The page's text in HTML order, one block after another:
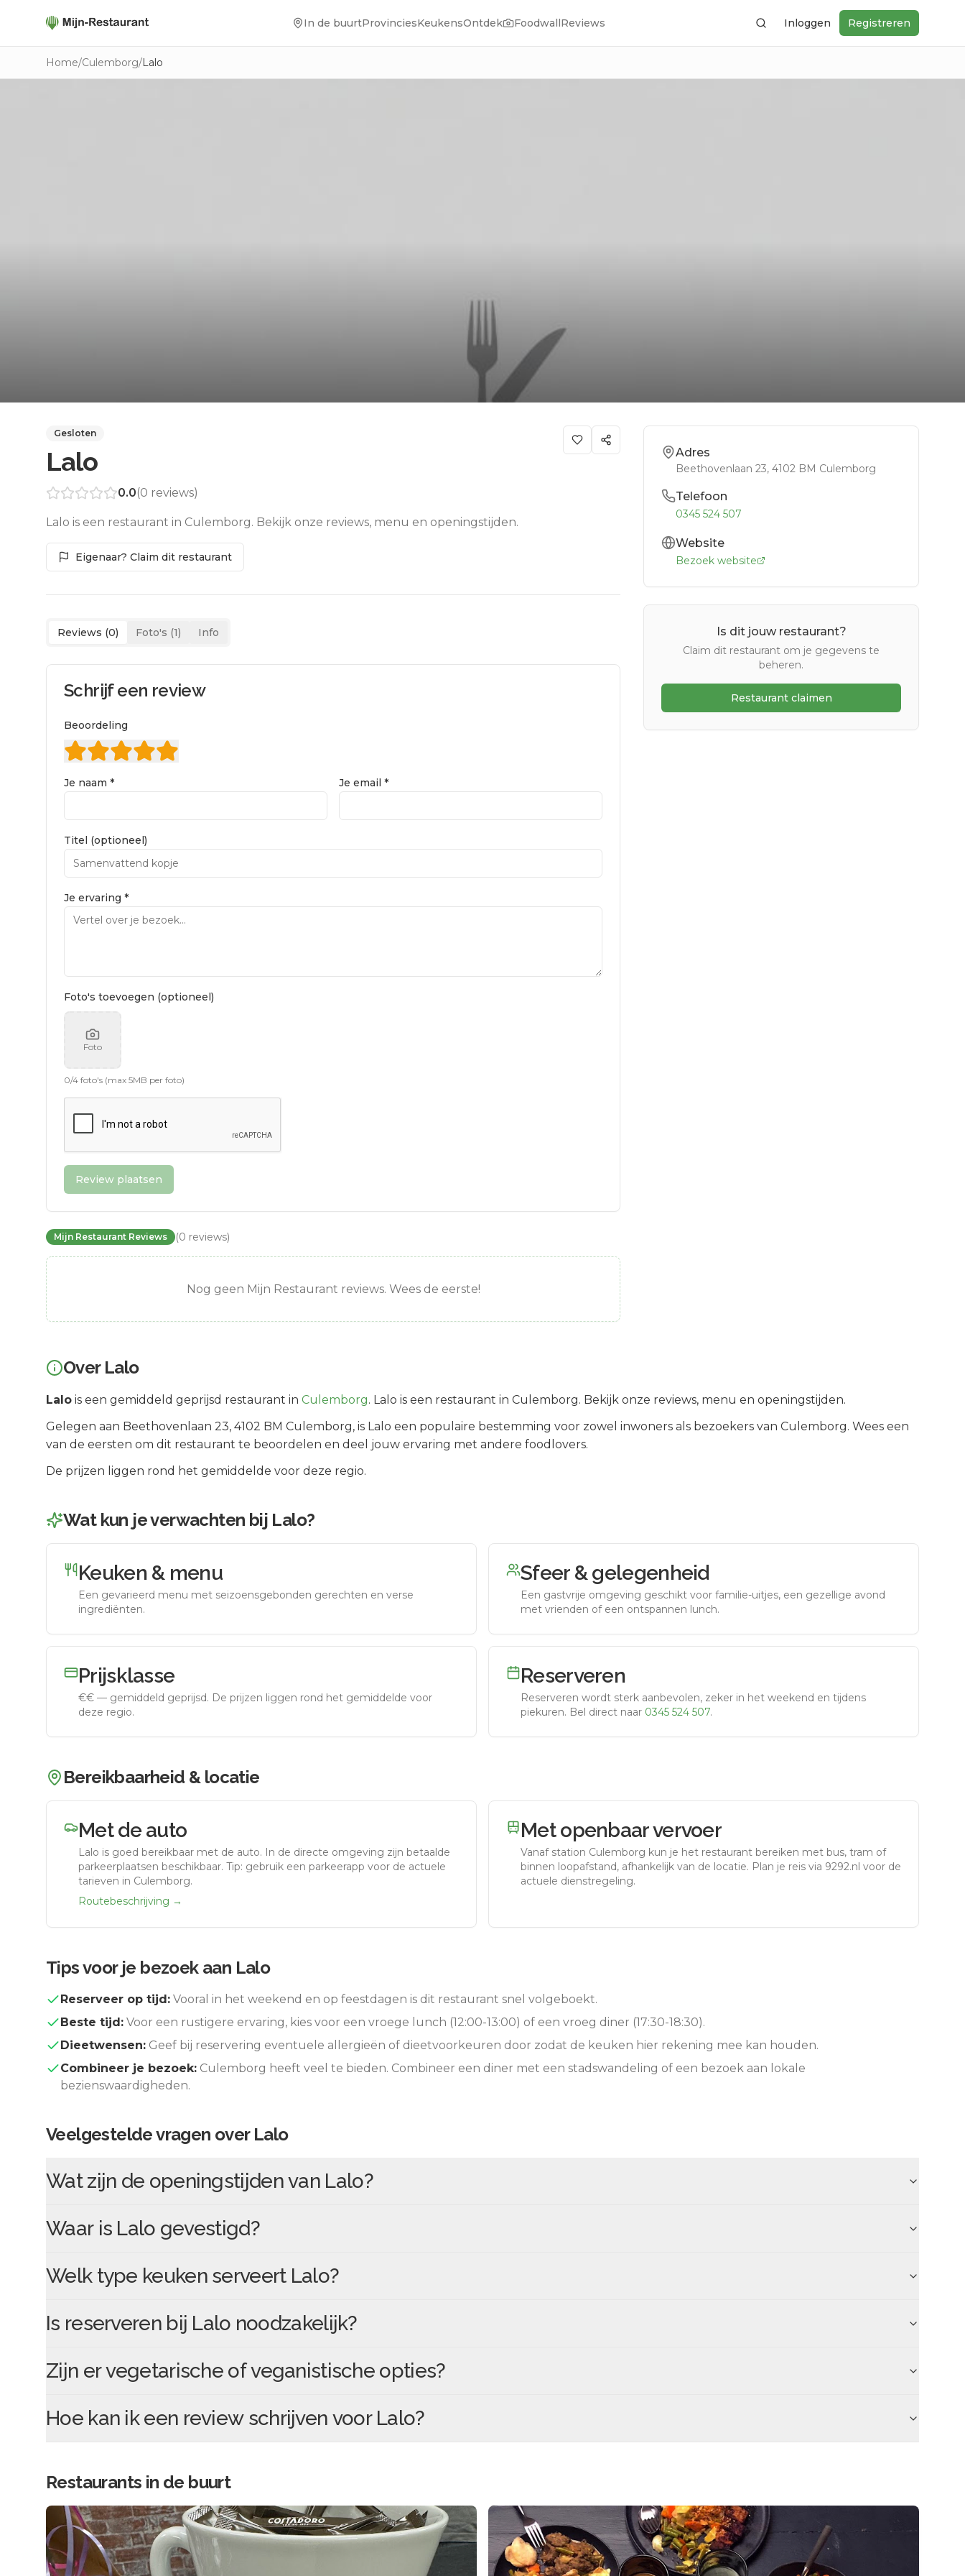
In de buurtProvinciesKeukensOntdek FoodwallReviews ZoekenInloggen Registreren
Home/Culemborg/Lalo
Gesloten
Lalo
0.0(0 reviews)
Lalo is een restaurant in Culemborg. Bekijk onze reviews, menu en openingstijden.
Eigenaar? Claim dit restaurant
Reviews (0) Foto's (1) Info
Schrijf een review
Beoordeling
Je naam * Je email *
Titel (optioneel)
Je ervaring *
Foto's toevoegen (optioneel)
Foto
0/4 foto's (max 5MB per foto)
Review plaatsen
Mijn Restaurant Reviews (0 reviews)
Nog geen Mijn Restaurant reviews. Wees de eerste!
Adres
Beethovenlaan 23, 4102 BM Culemborg
Telefoon
0345 524 507
Website
Bezoek website
Is dit jouw restaurant?
Claim dit restaurant om je gegevens te
beheren.
Restaurant claimen
Over Lalo
Lalo is een gemiddeld geprijsd restaurant in Culemborg. Lalo is een restaurant in Culemborg. Bekijk onze reviews, menu en openingstijden.
Gelegen aan Beethovenlaan 23, 4102 BM Culemborg, is Lalo een populaire bestemming voor zowel inwoners als bezoekers van Culemborg. Wees een
van de eersten om dit restaurant te beoordelen en deel jouw ervaring met andere foodlovers.
De prijzen liggen rond het gemiddelde voor deze regio.
Wat kun je verwachten bij Lalo?
Keuken & menu
Een gevarieerd menu met seizoensgebonden gerechten en verse
ingrediënten.
Sfeer & gelegenheid
Een gastvrije omgeving geschikt voor familie-uitjes, een gezellige avond
met vrienden of een ontspannen lunch.
Prijsklasse
€€ — gemiddeld geprijsd. De prijzen liggen rond het gemiddelde voor
deze regio.
Reserveren
Reserveren wordt sterk aanbevolen, zeker in het weekend en tijdens
piekuren. Bel direct naar 0345 524 507.
Bereikbaarheid & locatie
Met de auto
Lalo is goed bereikbaar met de auto. In de directe omgeving zijn betaalde
parkeerplaatsen beschikbaar. Tip: gebruik een parkeerapp voor de actuele
tarieven in Culemborg.
Routebeschrijving →
Met openbaar vervoer
Vanaf station Culemborg kun je het restaurant bereiken met bus, tram of
binnen loopafstand, afhankelijk van de locatie. Plan je reis via 9292.nl voor de
actuele dienstregeling.
Tips voor je bezoek aan Lalo
Reserveer op tijd: Vooral in het weekend en op feestdagen is dit restaurant snel volgeboekt.
Beste tijd: Voor een rustigere ervaring, kies voor een vroege lunch (12:00-13:00) of een vroeg diner (17:30-18:30).
Dieetwensen: Geef bij reservering eventuele allergieën of dieetvoorkeuren door zodat de keuken hier rekening mee kan houden.
Combineer je bezoek: Culemborg heeft veel te bieden. Combineer een diner met een stadswandeling of een bezoek aan lokale
bezienswaardigheden.
Veelgestelde vragen over Lalo
Wat zijn de openingstijden van Lalo?
Waar is Lalo gevestigd?
Welk type keuken serveert Lalo?
Is reserveren bij Lalo noodzakelijk?
Zijn er vegetarische of veganistische opties?
Hoe kan ik een review schrijven voor Lalo?
Restaurants in de buurt